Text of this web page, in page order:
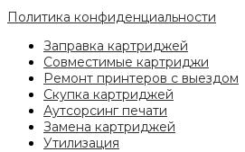
Политика конфиденциальности
Заправка картриджей
Совместимые картриджи
Ремонт принтеров с выездом
Скупка картриджей
Аутсорсинг печати
Замена картриджей
Утилизация